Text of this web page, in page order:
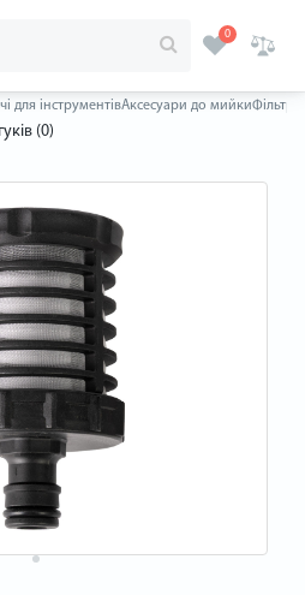
0
для інструментівАксесуари до мийкиФільтр
(0)